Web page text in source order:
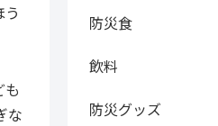
な
防災食
飲料
防災グッズ